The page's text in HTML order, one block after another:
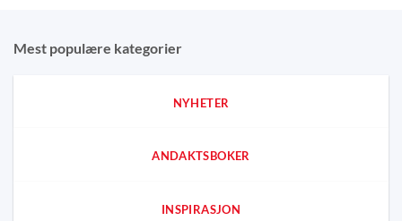
Mest populære kategorier
NYHETER
ANDAKTSBOKER
INSPIRASJON